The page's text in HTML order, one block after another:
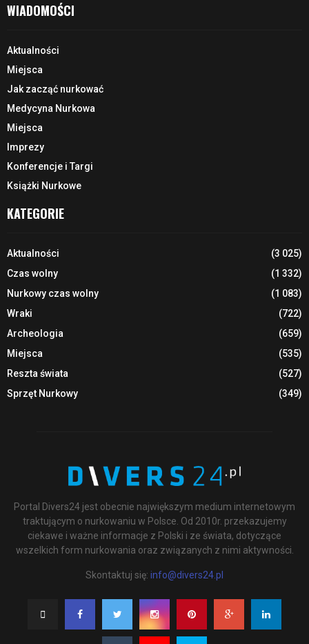
WIADOMOŚCI
Aktualności
Miejsca
Jak zacząć nurkować
Medycyna Nurkowa
Miejsca
Imprezy
Konferencje i Targi
Książki Nurkowe
KATEGORIE
Aktualności
(3 025)
Czas wolny
(1 332)
Nurkowy czas wolny
(1 083)
Wraki
(722)
Archeologia
(659)
Miejsca
(535)
Reszta świata
(527)
Sprzęt Nurkowy
(349)
Portal Divers24 jest obecnie największym medium internetowym
traktującym o nurkowaniu w Polsce. Od 2010r. przekazujemy
ciekawe i ważne informacje z Polski i ze świata, dotyczące
wszelkich form nurkowania oraz związanych z nimi aktywności.
Skontaktuj się: info@divers24.pl